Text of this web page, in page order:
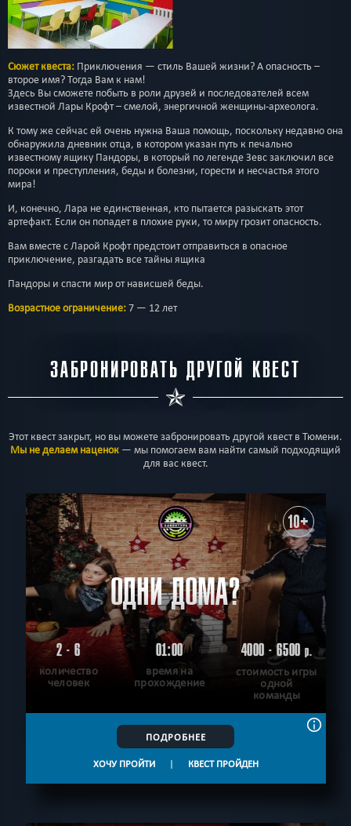
Сюжет квеста: Приключения — стиль Вашей жизни? А опасность –
второе имя? Тогда Вам к нам!
Здесь Вы сможете побыть в роли друзей и последователей всем
известной Лары Крофт – смелой, энергичной женщины-археолога.
К тому же сейчас ей очень нужна Ваша помощь, поскольку недавно она
обнаружила дневник отца, в котором указан путь к печально
известному ящику Пандоры, в который по легенде Зевс заключил все
пороки и преступления, беды и болезни, горести и несчастья этого
мира!
И, конечно, Лара не единственная, кто пытается разыскать этот
артефакт. Если он попадет в плохие руки, то миру грозит опасность.
Вам вместе с Ларой Крофт предстоит отправиться в опасное
приключение, разгадать все тайны ящика
Пандоры и спасти мир от нависшей беды.
Возрастное ограничение:7 — 12 лет
ЗАБРОНИРОВАТЬ ДРУГОЙ КВЕСТ
Этот квест закрыт, но вы можете забронировать другой квест в Тюмени.
Мы не делаем наценок — мы помогаем вам найти самый подходящий
для вас квест.
10+
ОДНИ ДОМА?
2 - 6
количество
человек
01:00
время на
прохождение
4000 - 6500р.
стоимость игры
одной
команды
ПОДРОБНЕЕ
ХОЧУ ПРОЙТИ | КВЕСТ ПРОЙДЕН